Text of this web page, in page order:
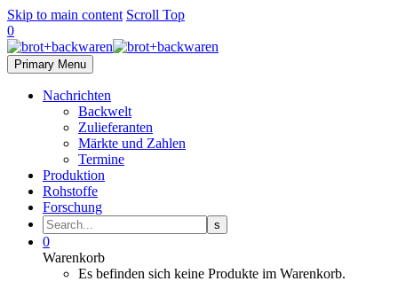
Skip to main content Scroll Top
0
Primary Menu
Nachrichten
Backwelt
Zulieferanten
Märkte und Zahlen
Termine
Produktion
Rohstoffe
Forschung
0
Warenkorb
Es befinden sich keine Produkte im Warenkorb.